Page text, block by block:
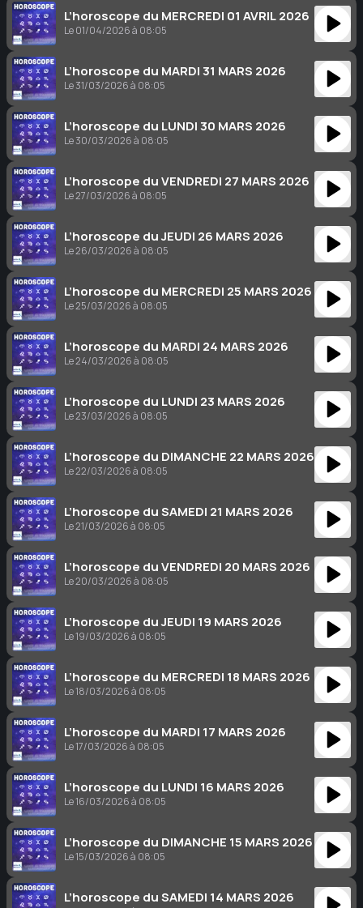
L’horoscope du MERCREDI 01 AVRIL 2026
Le 01/04/2026 à 08:05
L’horoscope du MARDI 31 MARS 2026
Le 31/03/2026 à 08:05
L’horoscope du LUNDI 30 MARS 2026
Le 30/03/2026 à 08:05
L’horoscope du VENDREDI 27 MARS 2026
Le 27/03/2026 à 08:05
L’horoscope du JEUDI 26 MARS 2026
Le 26/03/2026 à 08:05
L’horoscope du MERCREDI 25 MARS 2026
Le 25/03/2026 à 08:05
L’horoscope du MARDI 24 MARS 2026
Le 24/03/2026 à 08:05
L’horoscope du LUNDI 23 MARS 2026
Le 23/03/2026 à 08:05
L’horoscope du DIMANCHE 22 MARS 2026
Le 22/03/2026 à 08:05
L’horoscope du SAMEDI 21 MARS 2026
Le 21/03/2026 à 08:05
L’horoscope du VENDREDI 20 MARS 2026
Le 20/03/2026 à 08:05
L’horoscope du JEUDI 19 MARS 2026
Le 19/03/2026 à 08:05
L’horoscope du MERCREDI 18 MARS 2026
Le 18/03/2026 à 08:05
L’horoscope du MARDI 17 MARS 2026
Le 17/03/2026 à 08:05
L’horoscope du LUNDI 16 MARS 2026
Le 16/03/2026 à 08:05
L’horoscope du DIMANCHE 15 MARS 2026
Le 15/03/2026 à 08:05
L’horoscope du SAMEDI 14 MARS 2026